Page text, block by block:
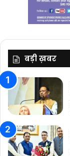
बड़ी ख़बर